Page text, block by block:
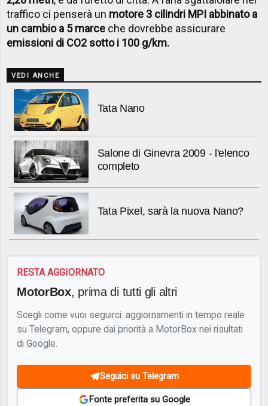
traffico ci penserà un motore 3 cilindri MPI abbinato a
un cambio a 5 marce che dovrebbe assicurare
emissioni di CO2 sotto i 100 g/km.
VEDI ANCHE
Tata Nano
Salone di Ginevra 2009 - l'elenco
completo
Tata Pixel, sarà la nuova Nano?
RESTA AGGIORNATO
MotorBox, prima di tutti gli altri
Scegli come vuoi seguirci: aggiornamenti in tempo reale
su Telegram, oppure dai priorità a MotorBox nei risultati
di Google.
Seguici su Telegram
Fonte preferita su Google